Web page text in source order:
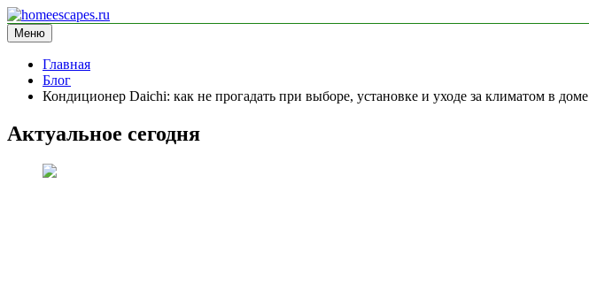
Перейти
к
содержимому
homeescapes.ru
информационный сайт
Меню
Главная
Блог
Кондиционер Daichi: как не прогадать при выборе, установке и уходе за климатом в доме
Актуальное сегодня